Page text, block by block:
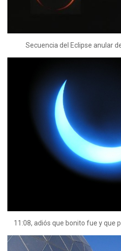
Secuencia del Eclipse anular
11:08, adiós que bonito fue y que